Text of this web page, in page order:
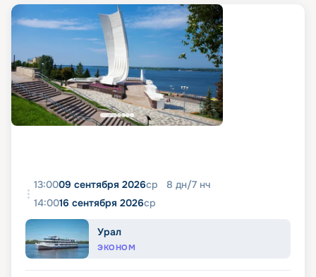
13:0009 сентября 2026ср 8 дн/7 нч
14:0016 сентября 2026ср
Урал
ЭКОНОМ